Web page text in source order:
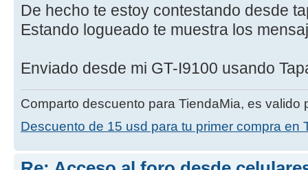
De hecho te estoy contestando desde
Estando logueado te muestra los
Enviado desde mi GT-I9100 usando
Comparto descuento para TiendaMia, es valido
Descuento de 15 usd para tu primer compra en